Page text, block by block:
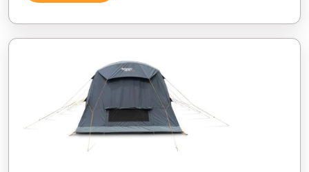
Gelegenheden